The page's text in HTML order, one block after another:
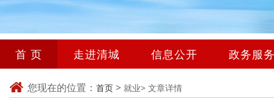
首 页 走进清城 信息公开 政务服
您现在的位置： 首页 > 就业> 文章详情